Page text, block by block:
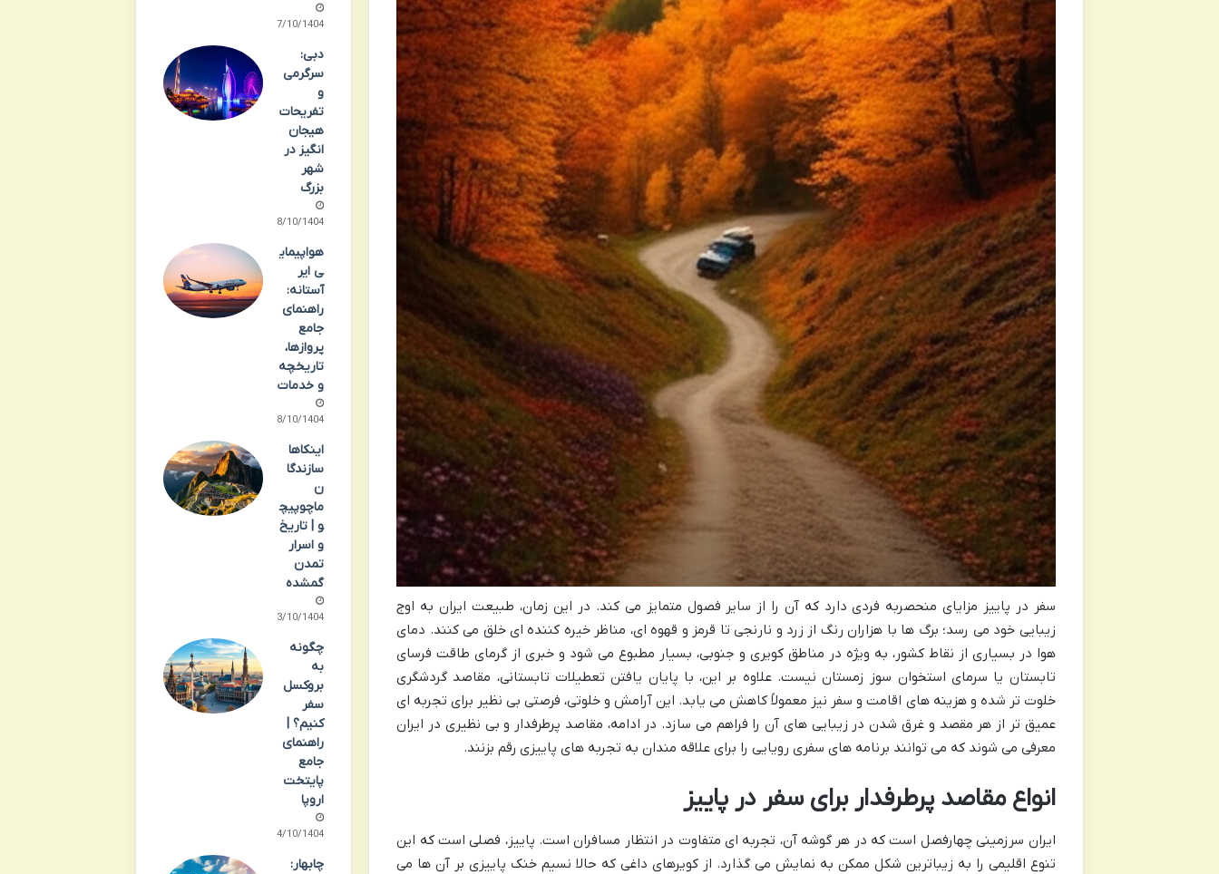
سفر در پاییز مزایای منحصربه فردی دارد که آن را از سایر فصول متمایز می کند. در این زمان، طبیعت ایران به اوج
زیبایی خود می رسد؛ برگ ها با هزاران رنگ از زرد و نارنجی تا قرمز و قهوه ای، مناظر خیره کننده ای خلق می کنند. دمای
هوا در بسیاری از نقاط کشور، به ویژه در مناطق کویری و جنوبی، بسیار مطبوع می شود و خبری از گرمای طاقت فرسای
تابستان یا سرمای استخوان سوز زمستان نیست. علاوه بر این، با پایان یافتن تعطیلات تابستانی، مقاصد گردشگری
خلوت تر شده و هزینه های اقامت و سفر نیز معمولاً کاهش می یابد. این آرامش و خلوتی، فرصتی بی نظیر برای تجربه ای
عمیق تر از هر مقصد و غرق شدن در زیبایی های آن را فراهم می سازد. در ادامه، مقاصد پرطرفدار و بی نظیری در ایران
معرفی می شوند که می توانند برنامه های سفری رویایی را برای علاقه مندان به تجربه های پاییزی رقم بزنند.
انواع مقاصد پرطرفدار برای سفر در پاییز
ایران سرزمینی چهارفصل است که در هر گوشه آن، تجربه ای متفاوت در انتظار مسافران است. پاییز، فصلی است که این
تنوع اقلیمی را به زیباترین شکل ممکن به نمایش می گذارد. از کویرهای داغی که حالا نسیم خنک پاییزی بر آن ها می
07/10/1404
دبی:
سرگرمی
و
تفریحات
هیجان
انگیز در
شهر
بزرگ
08/10/1404
هواپیمای
ی ایر
آستانه:
راهنمای
جامع
پروازها،
تاریخچه
و خدمات
08/10/1404
اینکاها
سازندگا
ن
ماچوپیچ
و | تاریخ
و اسرار
تمدن
گمشده
13/10/1404
چگونه
به
بروکسل
سفر
کنیم؟ |
راهنمای
جامع
پایتخت
اروپا
14/10/1404
چابهار: